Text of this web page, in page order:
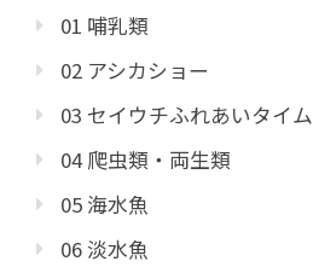
01 哺乳類
02 アシカショー
03 セイウチふれあいタイム
04 爬虫類・両生類
05 海水魚
06 淡水魚